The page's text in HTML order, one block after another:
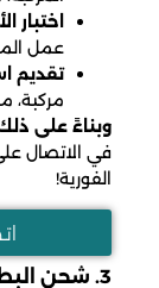
اختبار
عمل
تقديم
مركبة،
وبناءً على
في الاتصال
الفورية!
3. شحن البطاريات – الحل السريع لإنقاذ السائقين